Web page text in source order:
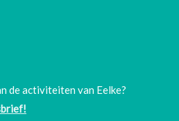
de activiteiten van Eelke?